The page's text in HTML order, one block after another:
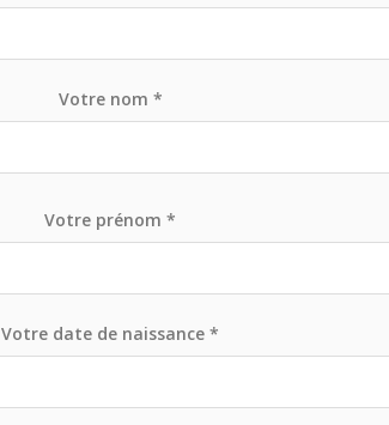
Votre nom *
Votre prénom *
Votre date de naissance *